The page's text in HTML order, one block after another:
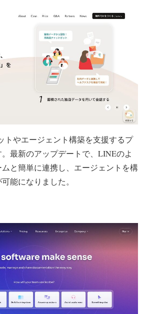
トやエージェント構築を支援するプ
最新のアップデートで、LINEのよ
と簡単に連携し、エージェントを構
能になりました。